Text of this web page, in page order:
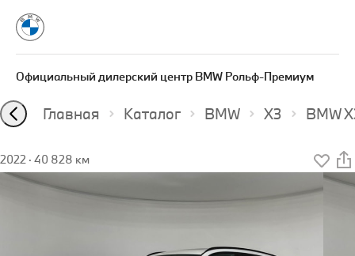
Официальный дилерский центр BMW Рольф-Премиум
Главная Каталог BMW X3 BMW
2022 · 40 828 км